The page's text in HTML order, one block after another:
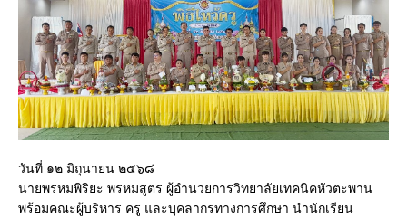
วันที่ ๑๒ มิถุนายน ๒๕๖๘
นายพรหมพิริยะ พรหมสูตร ผู้อำนวยการวิทยาลัยเทคนิคหัวตะพาน
พร้อมคณะผู้บริหาร ครู และบุคลากรทางการศึกษา นำนักเรียน